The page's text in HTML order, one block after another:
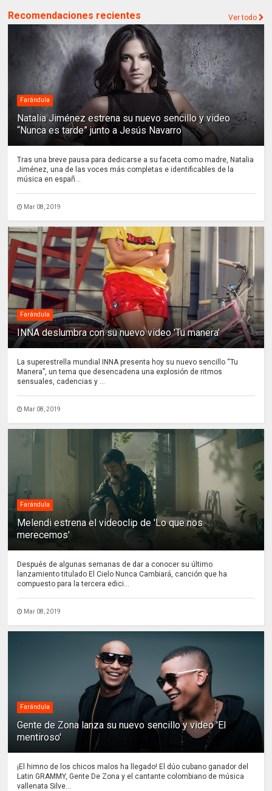
Recomendaciones recientes Ver todo
Farándula
Natalia Jiménez estrena su nuevo sencillo y video
“Nunca es tarde” junto a Jesús Navarro
Tras una breve pausa para dedicarse a su faceta como madre, Natalia
Jiménez, una de las voces más completas e identificables de la
música en españ...
Mar 08, 2019
Farándula
INNA deslumbra con su nuevo video 'Tu manera'
La superestrella mundial INNA presenta hoy su nuevo sencillo “Tu
Manera”, un tema que desencadena una explosión de ritmos
sensuales, cadencias y ...
Mar 08, 2019
Farándula
Melendi estrena el videoclip de 'Lo que nos
merecemos'
Después de algunas semanas de dar a conocer su último
lanzamiento titulado El Cielo Nunca Cambiará, canción que ha
compuesto para la tercera edici...
Mar 08, 2019
Farándula
Gente de Zona lanza su nuevo sencillo y video 'El
mentiroso'
¡El himno de los chicos malos ha llegado! El dúo cubano ganador del
Latin GRAMMY, Gente De Zona y el cantante colombiano de música
vallenata Silve...